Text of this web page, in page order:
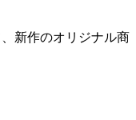
新作のオリジナル商